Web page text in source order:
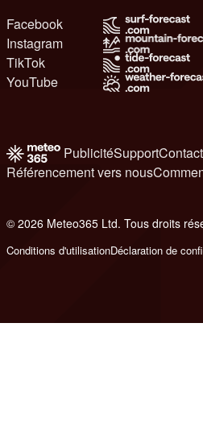
Facebook
Instagram
TikTok
YouTube
PublicitéSupport
Référencement vers nous
© 2026 Meteo365 Ltd. Tous droits
Conditions d'utilisationDéclaration de